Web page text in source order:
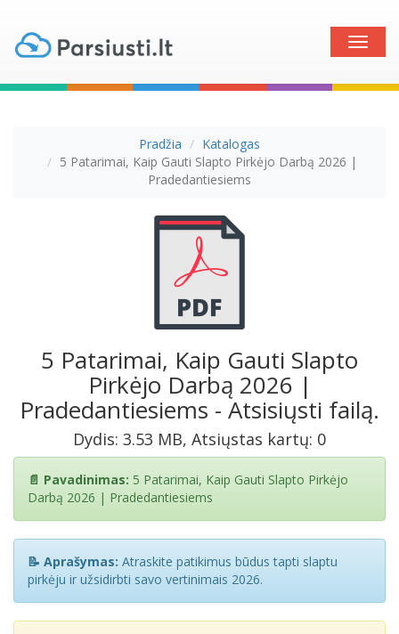
Toggle
Pradžia
Katalogas
5 Patarimai, Kaip Gauti Slapto Pirkėjo Darbą 2026 |
Pradedantiesiems
5 Patarimai, Kaip Gauti Slapto
Pirkėjo Darbą 2026 |
Pradedantiesiems - Atsisiųsti failą.
Dydis: 3.53 MB, Atsiųstas kartų: 0
📄 Pavadinimas: 5 Patarimai, Kaip Gauti Slapto Pirkėjo
Darbą 2026 | Pradedantiesiems
📝 Aprašymas: Atraskite patikimus būdus tapti slaptu
pirkėju ir užsidirbti savo vertinimais 2026.